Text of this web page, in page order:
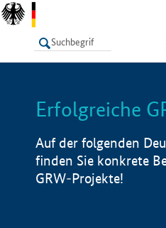
LISTE
Erfolgreiche
Auf der folgenden
finden Sie konkrete
GRW-Projekte!